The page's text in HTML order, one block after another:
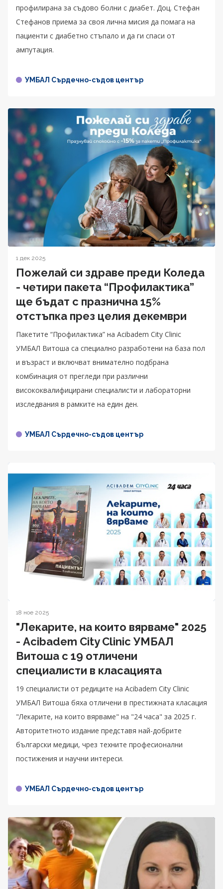
профилирана за съдово болни с диабет. Доц. Стефан
Стефанов приема за своя лична мисия да помага на
пациенти с диабетно стъпало и да ги спаси от
ампутация.
УМБАЛ Сърдечно-съдов център
1 дек 2025
Пожелай си здраве преди Коледа
- четири пакета “Профилактика”
ще бъдат с празнична 15%
отстъпка през целия декември
Пакетите “Профилактика” на Acibadem City Clinic
УМБАЛ Витоша са специално разработени на база пол
и възраст и включват внимателно подбрана
комбинация от прегледи при различни
висококвалифицирани специалисти и лабораторни
изследвания в рамките на един ден.
УМБАЛ Сърдечно-съдов център
18 ное 2025
"Лекарите, на които вярваме" 2025
- Acibadem City Clinic УМБАЛ
Витоша с 19 отличени
специалисти в класацията
19 специалисти от редиците на Acibadem City Clinic
УМБАЛ Витоша бяха отличени в престижната класация
"Лекарите, на които вярваме" на "24 часа" за 2025 г.
Авторитетното издание представя най-добрите
български медици, чрез техните професионални
постижения и научни интереси.
УМБАЛ Сърдечно-съдов център